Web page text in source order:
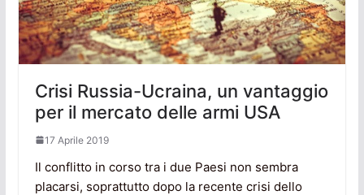
Crisi Russia-Ucraina, un vantaggio
per il mercato delle armi USA
17 Aprile 2019
Il conflitto in corso tra i due Paesi non sembra
placarsi, soprattutto dopo la recente crisi dello